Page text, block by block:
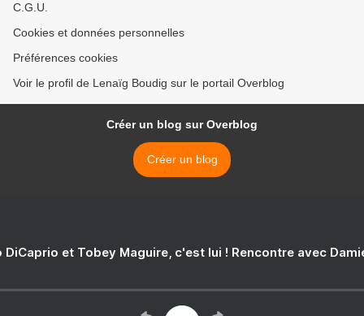
C.G.U.
Cookies et données personnelles
Préférences cookies
Voir le profil de Lenaïg Boudig sur le portail Overblog
Créer un blog sur Overblog
Créer un blog
DiCaprio et Tobey Maguire, c'est lui ! Rencontre avec